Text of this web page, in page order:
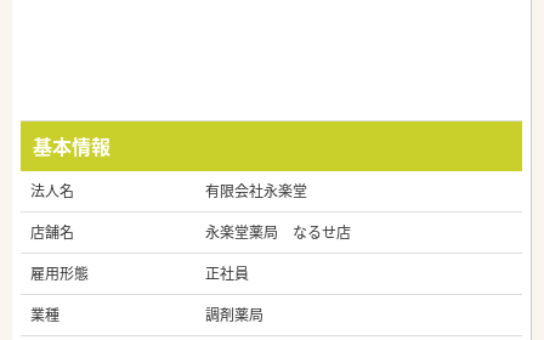
基本情報
法人名
有限会社永楽堂
店舗名
永楽堂薬局 なるせ店
雇用形態
正社員
業種
調剤薬局